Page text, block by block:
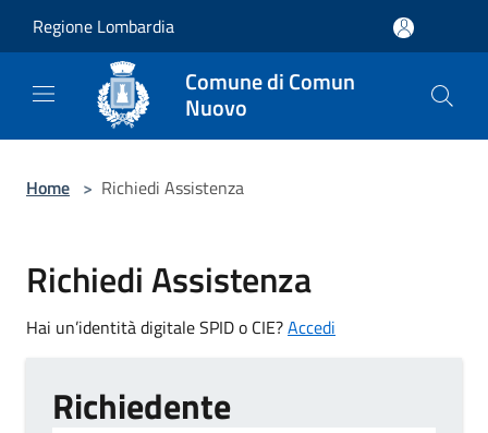
Regione Lombardia
Comune di Comun
Nuovo
Home > Richiedi Assistenza
Richiedi Assistenza
Hai un’identità digitale SPID o CIE?Accedi
Richiedente